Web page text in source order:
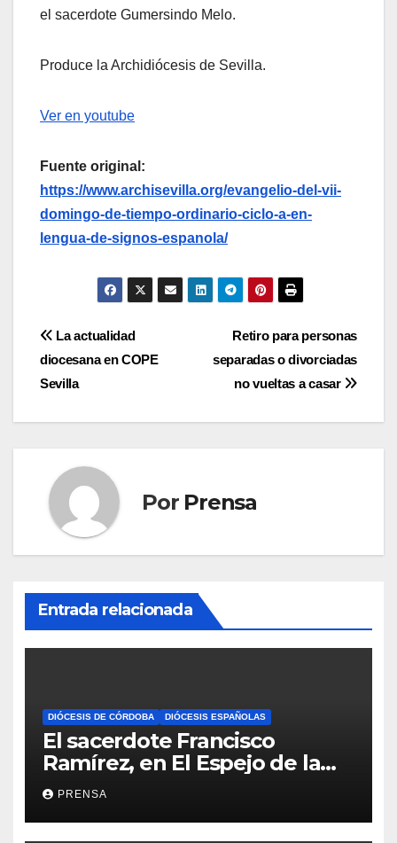
el sacerdote Gumersindo Melo.
Produce la Archidiócesis de Sevilla.
Ver en youtube
Fuente original:
https://www.archisevilla.org/evangelio-del-vii-
domingo-de-tiempo-ordinario-ciclo-a-en-
lengua-de-signos-espanola/
Navegación
de
entradas
Retiro para personas
separadas o divorciadas
no vueltas a casar
La actualidad
diocesana en COPE
Sevilla
Por Prensa
Entrada relacionada
DIÓCESIS DE CÓRDOBA DIÓCESIS ESPAÑOLAS
El sacerdote Francisco
Ramírez, en El Espejo de la
Iglesia
PRENSA